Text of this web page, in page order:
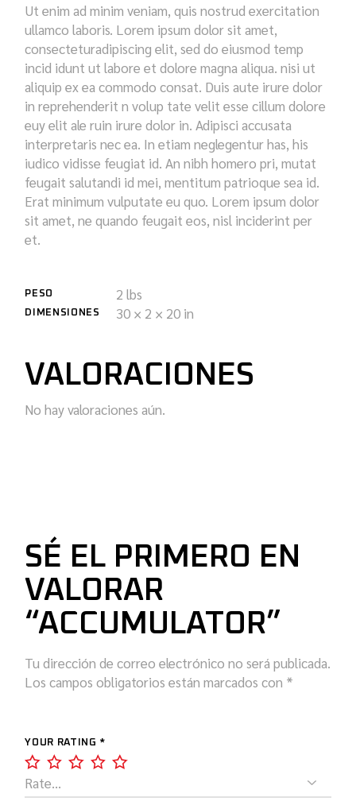
Ut enim ad minim veniam, quis nostrud exercitation
ullamco laboris. Lorem ipsum dolor sit amet,
consecteturadipiscing elit, sed do eiusmod temp
incid idunt ut labore et dolore magna aliqua. nisi ut
aliquip ex ea commodo consat. Duis aute irure dolor
in reprehenderit n volup tate velit esse cillum dolore
euy elit ale ruin irure dolor in. Adipisci accusata
interpretaris nec ea. In etiam neglegentur has, his
iudico vidisse feugiat id. An nibh homero pri, mutat
feugait salutandi id mei, mentitum patrioque sea id.
Erat minimum vulputate eu quo. Lorem ipsum dolor
sit amet, ne quando feugait eos, nisl inciderint per
et.
PESO 2 lbs
DIMENSIONES 30 × 2 × 20 in
VALORACIONES
No hay valoraciones aún.
SÉ EL PRIMERO EN
VALORAR
“ACCUMULATOR”
Tu dirección de correo electrónico no será publicada.
Los campos obligatorios están marcados con *
YOUR RATING *